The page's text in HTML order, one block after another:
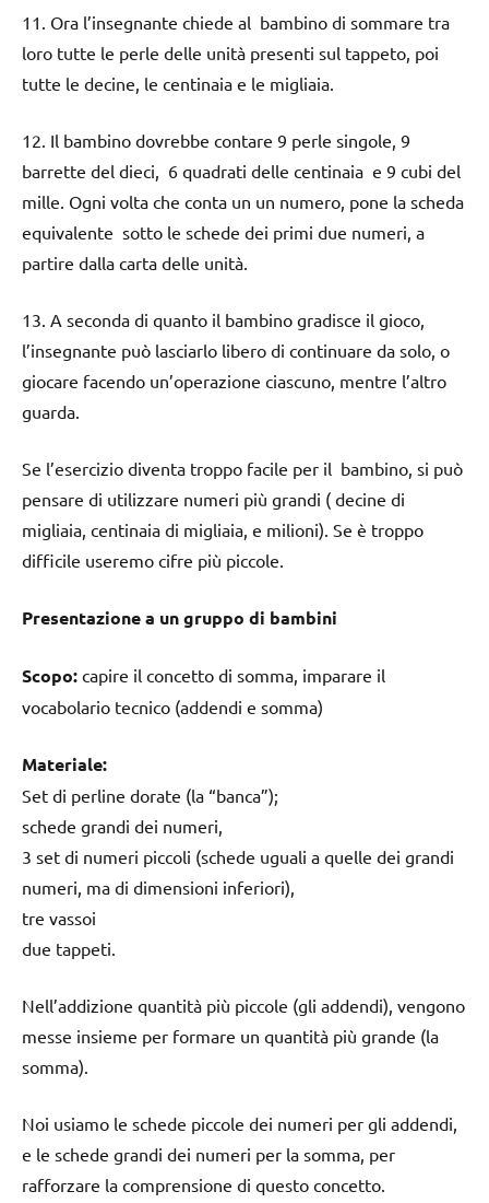
11. Ora l’insegnante chiede al bambino di sommare tra
loro tutte le perle delle unità presenti sul tappeto, poi
tutte le decine, le centinaia e le migliaia.
12. Il bambino dovrebbe contare 9 perle singole, 9
barrette del dieci, 6 quadrati delle centinaia e 9 cubi del
mille. Ogni volta che conta un un numero, pone la scheda
equivalente sotto le schede dei primi due numeri, a
partire dalla carta delle unità.
13. A seconda di quanto il bambino gradisce il gioco,
l’insegnante può lasciarlo libero di continuare da solo, o
giocare facendo un’operazione ciascuno, mentre l’altro
guarda.
Se l’esercizio diventa troppo facile per il bambino, si può
pensare di utilizzare numeri più grandi ( decine di
migliaia, centinaia di migliaia, e milioni). Se è troppo
difficile useremo cifre più piccole.
Presentazione a un gruppo di bambini
Scopo: capire il concetto di somma, imparare il
vocabolario tecnico (addendi e somma)
Materiale:
Set di perline dorate (la “banca”);
schede grandi dei numeri,
3 set di numeri piccoli (schede uguali a quelle dei grandi
numeri, ma di dimensioni inferiori),
tre vassoi
due tappeti.
Nell’addizione quantità più piccole (gli addendi), vengono
messe insieme per formare un quantità più grande (la
somma).
Noi usiamo le schede piccole dei numeri per gli addendi,
e le schede grandi dei numeri per la somma, per
rafforzare la comprensione di questo concetto.